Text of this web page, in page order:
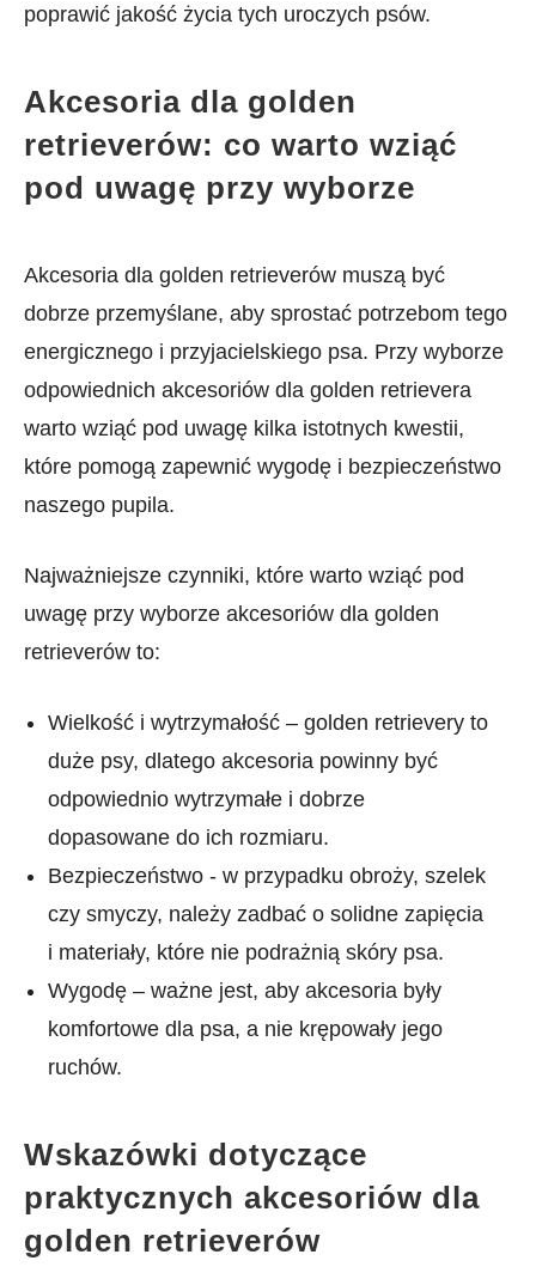
poprawić jakość życia ‍tych uroczych psów.
Akcesoria dla golden
retrieverów: co warto wziąć
pod uwagę przy wyborze
Akcesoria ​dla golden⁤ retrieverów muszą być
dobrze ‍przemyślane, aby ⁤sprostać potrzebom tego
energicznego i przyjacielskiego psa. Przy wyborze⁢
odpowiednich akcesoriów dla golden retrievera
warto ⁣wziąć ⁤pod uwagę kilka istotnych kwestii, ​
które pomogą zapewnić wygodę i bezpieczeństwo
naszego pupila.
Najważniejsze czynniki, które warto wziąć pod
uwagę przy wyborze akcesoriów dla golden
retrieverów⁣ to:
Wielkość i ‍wytrzymałość – golden retrievery to
duże psy, dlatego akcesoria powinny być ​
odpowiednio wytrzymałe i dobrze
dopasowane do ich rozmiaru.
Bezpieczeństwo -‍ w przypadku obroży, szelek
czy smyczy, należy zadbać o‍ solidne zapięcia
i materiały, ​które nie podrażnią skóry psa.
Wygodę – ważne jest, aby akcesoria były
komfortowe dla psa, a nie⁢ krępowały jego
ruchów. ⁤
Wskazówki dotyczące
praktycznych akcesoriów dla
golden retrieverów